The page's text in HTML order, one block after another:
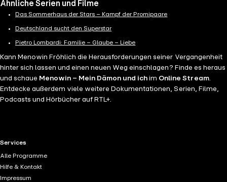
Ähnliche Serien und Filme
Das Sommerhaus der Stars – Kampf der Promipaare
Deutschland sucht den Superstar
Pietro Lombardi: Familie – Glaube – Liebe
Kann Menowin Fröhlich die Herausforderungen seiner Vergangenheit
hinter sich lassen und einen neuen Weg einschlagen? Finde es heraus
und schaue Menowin – Mein Dämon und ich im Online Stream.
Entdecke außerdem viele weitere Dokumentationen, Serien, Filme,
Podcasts und Hörbücher auf RTL+.
RTL+ useful links.
Services
Alle Programme
Hilfe & Kontakt
Impressum